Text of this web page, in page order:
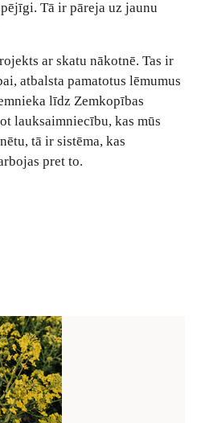
Tā ir pāreja uz jaunu
ar skatu nākotnē. Tas ir
atbalsta pamatotus lēmumus
līdz Zemkopības
lauksaimniecību, kas mūs
tā ir sistēma, kas
pret to.